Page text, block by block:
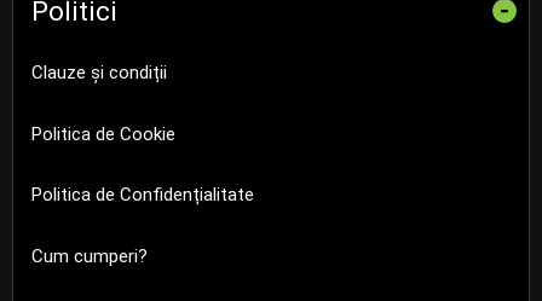
Politici -
Clauze și condiții
Politica de Cookie
Politica de Confidențialitate
Cum cumperi?